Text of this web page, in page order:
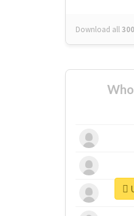
Download all